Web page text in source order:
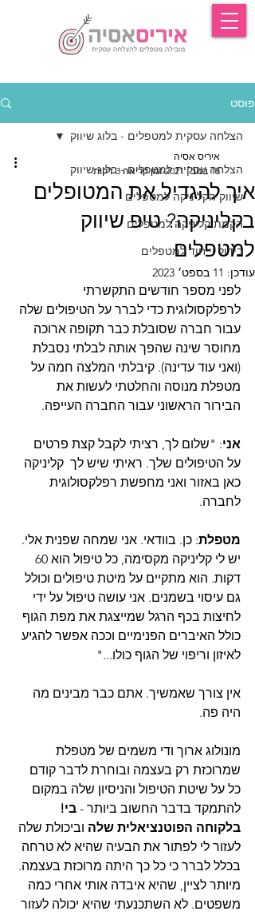
פוסט
הצלחה עסקית למטפלים - בלוג שיווק
שיווק הקליניקה למטפלים
הקמת קליניקה למטפלים
בידול וייחוד למטפלים
הצלחה עסקית למטפלים - בלוג שיווק
איך להגדיל את המטופלים
בקליניקה? טיפ שיווק
למטפלים
איריס אסיה
18 בנוב׳ 2021
זמן קריאה 3 דקות
עודכן: 11 בספט׳ 2023
לפני מספר חודשים התקשרתי
לרפלקסולוגית כדי לברר על הטיפולים שלה
עבור חברה שסובלת כבר תקופה ארוכה
מחוסר שינה שהפך אותה לבלתי נסבלת
(ואני עוד עדינה). קיבלתי המלצה חמה על
מטפלת מנוסה והחלטתי לעשות את
הבירור הראשוני עבור החברה העייפה.
אני: "שלום לך, רציתי לקבל קצת פרטים
על הטיפולים שלך. ראיתי שיש לך  קליניקה
כאן באזור ואני מחפשת רפלקסולוגית
לחברה.
מטפלת: כן. בוודאי. אני שמחה שפנית אלי.
דקות. הוא מתקיים על מיטת טיפולים וכולל
גם עיסוי בשמנים. אני עושה טיפול על ידי
לחיצות בכף הרגל שמייצגת את מפת הגוף
כולל האיברים הפנימיים וככה אפשר להגיע
לאיזון וריפוי של הגוף כולו..."
אין צורך שאמשיך. אתם כבר מבינים מה
היה פה.
מונולוג ארוך ודי משמים של מטפלת
שמרוכזת רק בעצמה ובוחרת לדבר קודם
כל על שיטת הטיפול והניסיון שלה במקום
להתמקד בדבר החשוב ביותר - בי!
בלקוחה הפוטנציאלית שלה וביכולת שלה
לעזור לי לפתור את הבעיה שהיא לא טרחה
בכלל לברר כי כל כך היתה מרוכזת בעצמה.
מיותר לציין, שהיא איבדה אותי אחרי כמה
משפטים. לא השתכנעתי שהיא יכולה לעזור